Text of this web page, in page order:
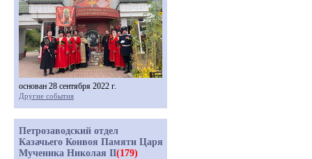
основан 28 сентября 2022 г.
Другие события
Петрозаводский отдел
Казачьего Конвоя Памяти Царя
Мученика Николая II(179)